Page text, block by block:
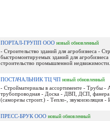
ПОРТАЛ-ГРУПП ООО новый обновленный
- Строительство зданий для агробизнеса -
быстромонтируемых зданий для
строительство промышленной
ПОСТАЧАЛЬНИК ТЦ ЧП новый обновленный
- Стройматериалы в ассортименте - Трубы -
трубопроводная - Доска - ДВП, ДСП,
(саморезы строит.) - Тепло-, звукоизоляция -
ПРЕСС-БРУК ООО новый обновленный